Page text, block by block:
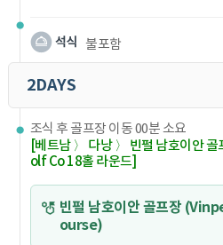
불포함
2DAYS
조식 후 골프장 이동 00분 소요
[베트남 〉 다낭 〉 빈펄 남호이안
olf Co 18홀 라운드]
빈펄 남호이안 골프장
ourse)